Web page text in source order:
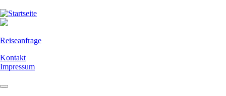
Direkt
zum
Reiseanfrage
Kontakt
Impressum